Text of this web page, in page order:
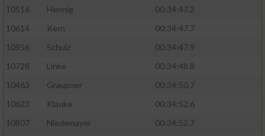
10516 Hennig
00:34:47.2
10614
Kern
00:34:47.7
10956
Schulz
00:34:47.9
10728
Linke
00:34:48.8
10463
Graupner
00:34:50.7
10623
Klauke
00:34:52.6
10807
Niedemayer
00:34:52.7